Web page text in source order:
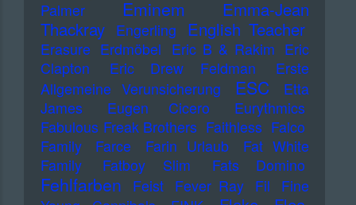
Palmer
Eminem
Emma-Jean
Thackray
Engerling English Teacher
Erasure Erdmöbel Eric B & Rakim Eric
Clapton
Eric Drew Feldman
Erste
Allgemeine Verunsicherung
ESC
Etta
James
Eugen Cicero
Eurythmics
Fabulous Freak Brothers Faithless Falco
Family
Farce Farin Urlaub
Fat White
Family
Fatboy Slim Fats Domino
Fehlfarben Feist Fever Ray Fil
Fine